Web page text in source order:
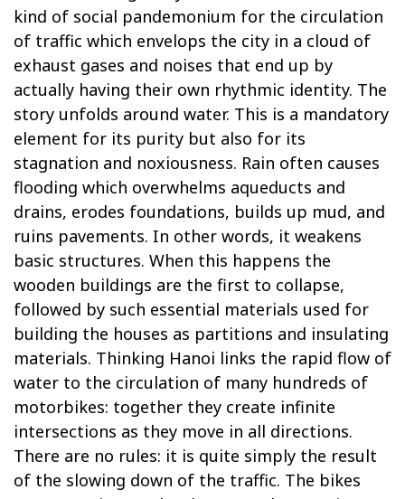
kind of social pandemonium for the circulation
of traffic which envelops the city in a cloud of
exhaust gases and noises that end up by
actually having their own rhythmic identity. The
story unfolds around water. This is a mandatory
element for its purity but also for its
stagnation and noxiousness. Rain often causes
flooding which overwhelms aqueducts and
drains, erodes foundations, builds up mud, and
ruins pavements. In other words, it weakens
basic structures. When this happens the
wooden buildings are the first to collapse,
followed by such essential materials used for
building the houses as partitions and insulating
materials. Thinking Hanoi links the rapid flow of
water to the circulation of many hundreds of
motorbikes: together they create infinite
intersections as they move in all directions.
There are no rules: it is quite simply the result
of the slowing down of the traffic. The bikes